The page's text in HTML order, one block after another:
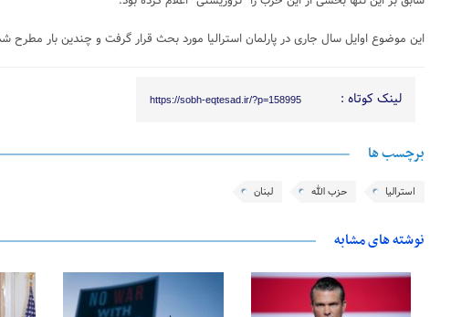
این موضوع اوایل سال جاری در پارلمان استرالیا مورد بحث قرار گرفت و چندین بار مطرح
لینک کوتاه : https://sobh-eqtesad.ir/?p=158995
برچسب ها
استرالیا حزب الله لبنان
نوشته های مشابه